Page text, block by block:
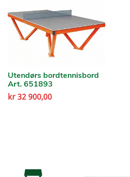
Utendørs bordtennisbord
Art. 651893
kr32 900,00